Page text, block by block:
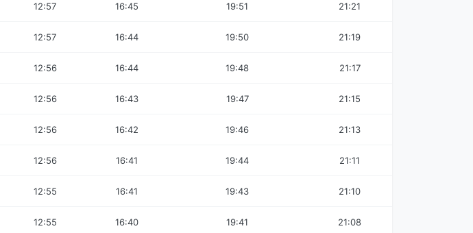
12:57 16:45 19:51 21:21
12:57 16:44 19:50 21:19
12:56 16:44 19:48 21:17
12:56 16:43 19:47 21:15
12:56 16:42 19:46 21:13
12:56 16:41 19:44 21:11
12:55 16:41 19:43 21:10
12:55 16:40 19:41 21:08